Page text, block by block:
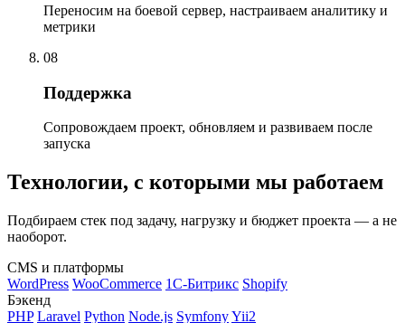
Переносим на боевой сервер, настраиваем аналитику и
метрики
08
Поддержка
Сопровождаем проект, обновляем и развиваем после
запуска
Технологии, с которыми мы работаем
Подбираем стек под задачу, нагрузку и бюджет проекта — а не
наоборот.
CMS и платформы
WordPress WooCommerce 1С-Битрикс Shopify
Бэкенд
PHP Laravel Python Node.js SymfonyYii2